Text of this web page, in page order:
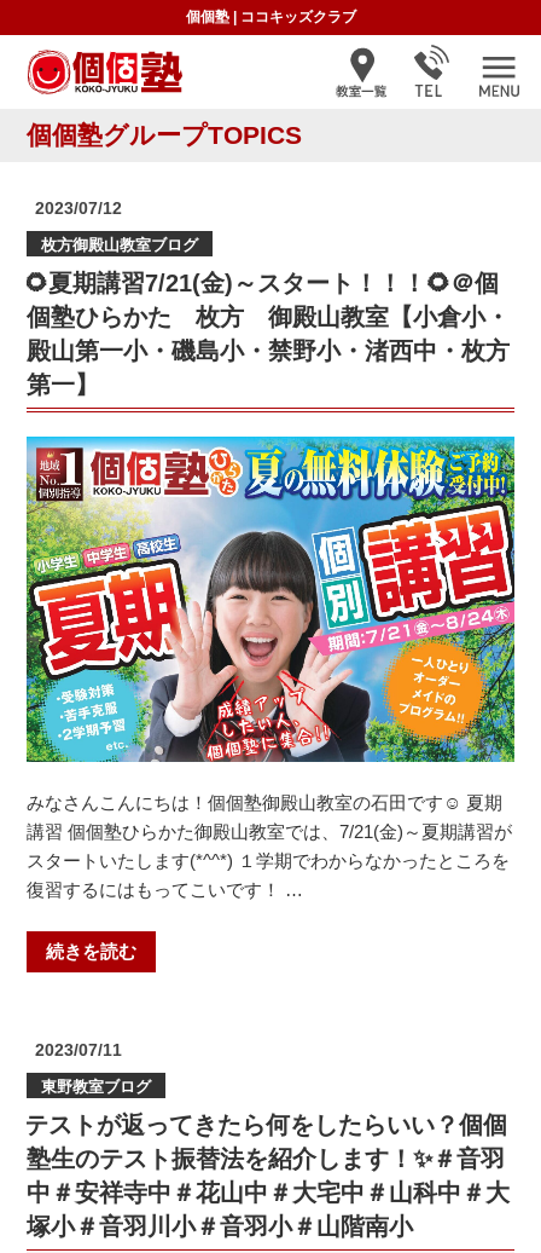
個個塾| ココキッズクラブ
個個塾グループTOPICS
投
日:
2023/07/12
枚方御殿山教室ブログ
🌻夏期講習7/21(金)～スタート！！！🌻＠個
個塾ひらかた 枚方 御殿山教室【小倉小・
殿山第一小・磯島小・禁野小・渚西中・枚方
第一】
みなさんこんにちは！個個塾御殿山教室の石田です☺ 夏期
講習 個個塾ひらかた御殿山教室では、7/21(金)～夏期講習が
スタートいたします(*^^*) １学期でわからなかったところを
復習するにはもってこいです！ …
“🌻
夏
7/21(金)
～
ス
タ
ー
ト！！！
続きを読む
投
日:
2023/07/11
東野教室ブログ
テストが返ってきたら何をしたらいい？個個
塾生のテスト振替法を紹介します！✨＃音羽
中＃安祥寺中＃花山中＃大宅中＃山科中＃大
塚小＃音羽川小＃音羽小＃山階南小